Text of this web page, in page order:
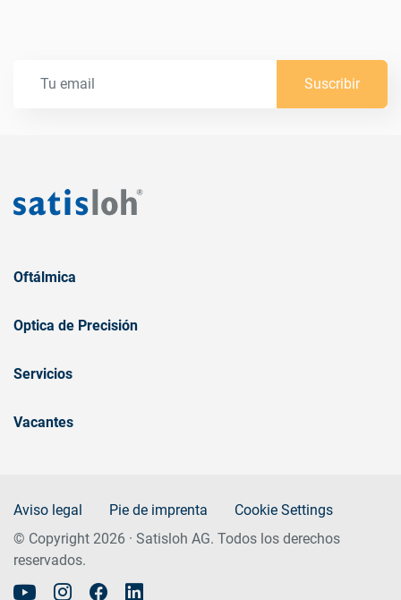
Suscribir
Oftálmica
Optica de Precisión
Servicios
Vacantes
Aviso legal Pie de imprenta
Cookie Settings
© Copyright 2026 · Satisloh AG. Todos los derechos
reservados.